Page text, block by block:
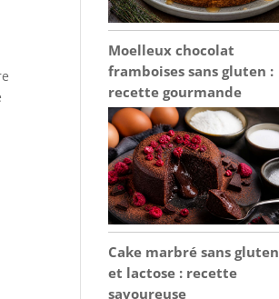
Moelleux chocolat
framboises sans gluten :
recette gourmande
Cake marbré sans gluten
et lactose : recette
savoureuse